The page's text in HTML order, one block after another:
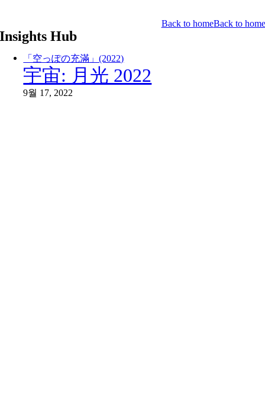
Back to homeBack to home
Insights Hub
「空っぽの充滿」(2022)
宇宙: 月光 2022
9월 17, 2022